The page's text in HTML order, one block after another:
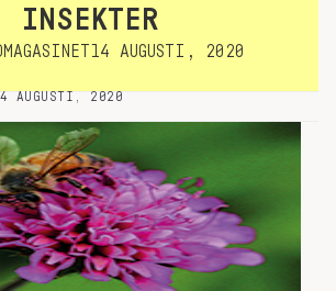
INSEKTER
14 AUGUSTI, 2020
AUGUSTI, 2020